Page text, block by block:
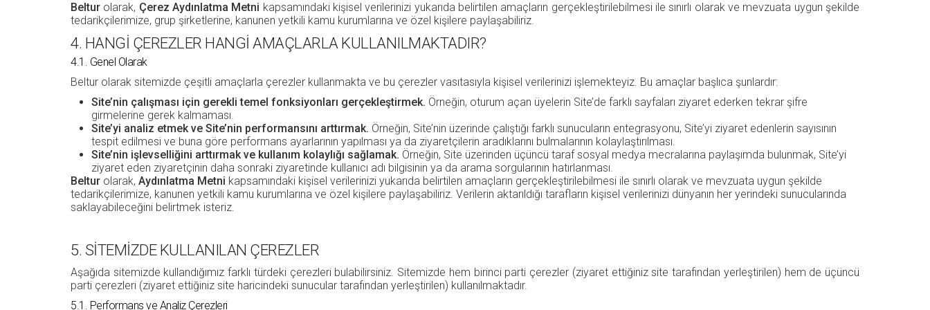
Beltur olarak, Çerez Aydınlatma Metni kapsamındaki kişisel verilerinizi yukarıda belirtilen amaçların gerçekleştirilebilmesi ile sınırlı olarak ve mevzuata uygun şekilde
tedarikçilerimize, grup şirketlerine, kanunen yetkili kamu kurumlarına ve özel kişilere paylaşabiliriz.
4. HANGİ ÇEREZLER HANGİ AMAÇLARLA KULLANILMAKTADIR?
4.1. Genel Olarak
Beltur olarak sitemizde çeşitli amaçlarla çerezler kullanmakta ve bu çerezler vasıtasıyla kişisel verilerinizi işlemekteyiz. Bu amaçlar başlıca şunlardır:
Site’nin çalışması için gerekli temel fonksiyonları gerçekleştirmek. Örneğin, oturum açan üyelerin Site’de farklı sayfaları ziyaret ederken tekrar şifre
girmelerine gerek kalmaması.
Site’yi analiz etmek ve Site’nin performansını arttırmak. Örneğin, Site’nin üzerinde çalıştığı farklı sunucuların entegrasyonu, Site’yi ziyaret edenlerin sayısının
tespit edilmesi ve buna göre performans ayarlarının yapılması ya da ziyaretçilerin aradıklarını bulmalarının kolaylaştırılması.
Site’nin işlevselliğini arttırmak ve kullanım kolaylığı sağlamak. Örneğin, Site üzerinden üçüncü taraf sosyal medya mecralarına paylaşımda bulunmak, Site’yi
ziyaret eden ziyaretçinin daha sonraki ziyaretinde kullanıcı adı bilgisinin ya da arama sorgularının hatırlanması.
Beltur olarak, Aydınlatma Metni kapsamındaki kişisel verilerinizi yukarıda belirtilen amaçların gerçekleştirilebilmesi ile sınırlı olarak ve mevzuata uygun şekilde
tedarikçilerimize, kanunen yetkili kamu kurumlarına ve özel kişilere paylaşabiliriz. Verilerin aktarıldığı tarafların kişisel verilerinizi dünyanın her yerindeki sunucularında
saklayabileceğini belirtmek isteriz.
5. SİTEMİZDE KULLANILAN ÇEREZLER
Aşağıda sitemizde kullandığımız farklı türdeki çerezleri bulabilirsiniz. Sitemizde hem birinci parti çerezler (ziyaret ettiğiniz site tarafından yerleştirilen) hem de üçüncü
parti çerezleri (ziyaret ettiğiniz site haricindeki sunucular tarafından yerleştirilen) kullanılmaktadır.
5.1. Performans ve Analiz Çerezleri